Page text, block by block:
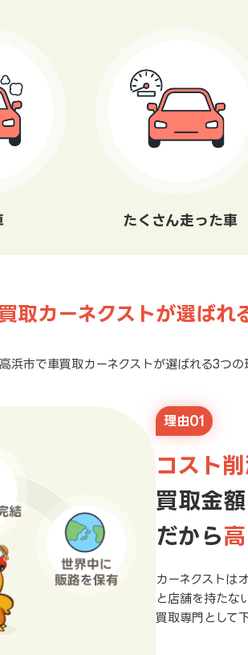
たくさん走った車
取カーネクストが選ばれ
浜市で車買取カーネクストが選ばれる3つの
理由01
コスト
買取金額
だから
カーネクストは
と店舗を持たな
買取専門として